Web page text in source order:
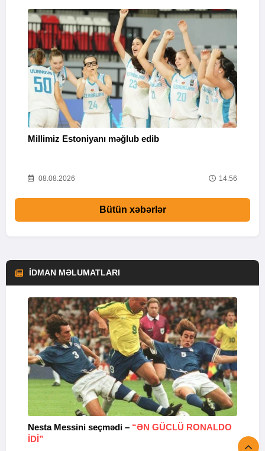
Millimiz Estoniyanı məğlub edib
08.08.2026 14:56
Bütün xəbərlər
İDMAN MƏLUMATLARI
Nesta Messini seçmədi – “ƏN GÜCLÜ RONALDO
IDI”